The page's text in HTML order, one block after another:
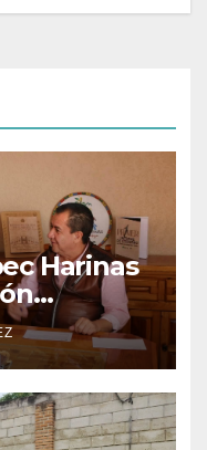
Harinas
de